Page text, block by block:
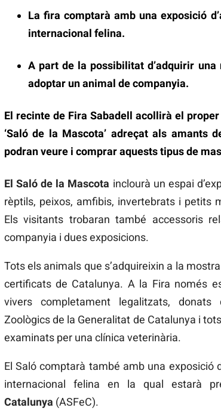
La fira comptarà amb una exposició
internacional felina.
A part de la possibilitat d’adquirir
adoptar un animal de companyia.
El recinte de Fira Sabadell acollirà el
‘Saló de la Mascota’ adreçat als amants
podran veure i comprar aquests tipus de
El Saló de la Mascota inclourà un espai
rèptils, peixos, amfibis, invertebrats i petits
Els visitants trobaran també accessoris
companyia i dues exposicions.
Tots els animals que s’adquireixin a la
certificats de Catalunya. A la Fira només
vivers completament legalitzats,
Zoològics de la Generalitat de Catalunya i
examinats per una clínica veterinària.
El Saló comptarà també amb una exposició
internacional felina en la qual estarà
Catalunya (ASFeC).